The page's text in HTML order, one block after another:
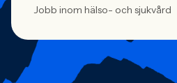
Jobb inom hälso- och sjukvård